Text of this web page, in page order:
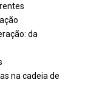
da
na cadeia de